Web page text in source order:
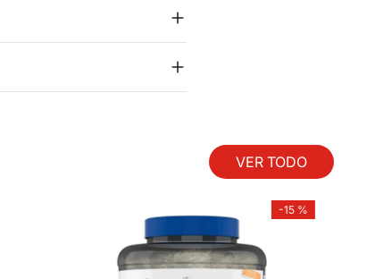
VER TODO
-15 %